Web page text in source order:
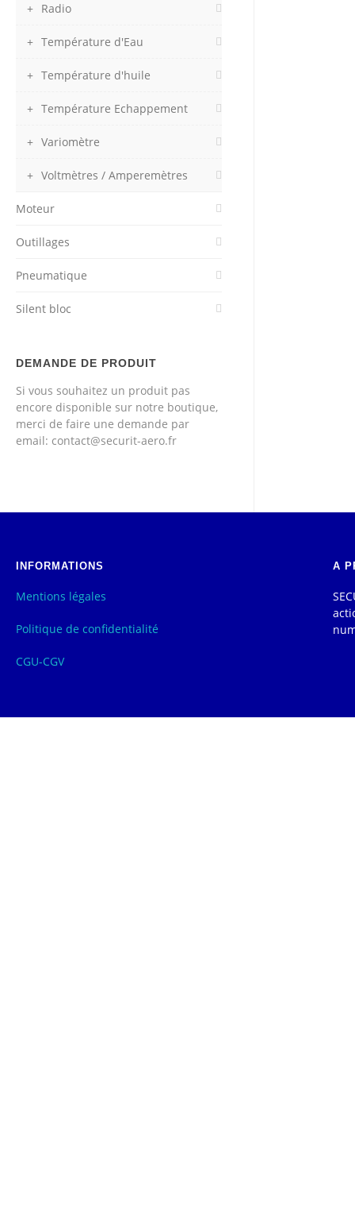
Radio
Température d'Eau
Température d'huile
Température Echappement
Variomètre
Voltmètres / Amperemètres
Moteur
Outillages
Pneumatique
Silent bloc
DEMANDE DE PRODUIT
Si vous souhaitez un produit pas
encore disponible sur notre boutique,
merci de faire une demande par
email: contact@securit-aero.fr
INFORMATIONS
Mentions légales
Politique de confidentialité
CGU-CGV
A